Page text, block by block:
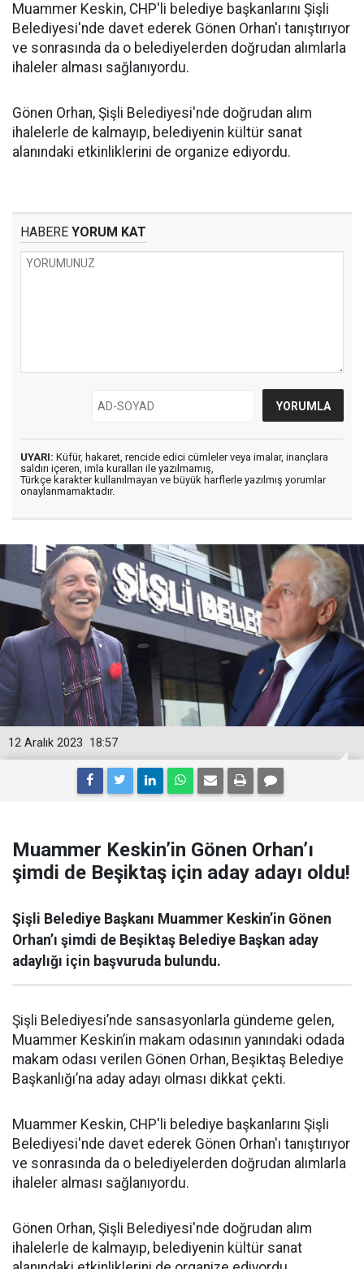
Muammer Keskin, CHP'li belediye başkanlarını Şişli
Belediyesi'nde davet ederek Gönen Orhan'ı tanıştırıyor
ve sonrasında da o belediyelerden doğrudan alımlarla
ihaleler alması sağlanıyordu.
Gönen Orhan, Şişli Belediyesi'nde doğrudan alım
ihalelerle de kalmayıp, belediyenin kültür sanat
alanındaki etkinliklerini de organize ediyordu.
HABERE YORUM KAT
UYARI: Küfür, hakaret, rencide edici cümleler veya imalar, inançlara
saldırı içeren, imla kuralları ile yazılmamış,
Türkçe karakter kullanılmayan ve büyük harflerle yazılmış yorumlar
onaylanmamaktadır.
18:57
12 Aralık 2023
Muammer Keskin’in Gönen Orhan’ı
şimdi de Beşiktaş için aday adayı oldu!
Şişli Belediye Başkanı Muammer Keskin’in Gönen
Orhan’ı şimdi de Beşiktaş Belediye Başkan aday
adaylığı için başvuruda bulundu.
Şişli Belediyesi’nde sansasyonlarla gündeme gelen,
Muammer Keskin’in makam odasının yanındaki odada
makam odası verilen Gönen Orhan, Beşiktaş Belediye
Başkanlığı’na aday adayı olması dikkat çekti.
Muammer Keskin, CHP'li belediye başkanlarını Şişli
Belediyesi'nde davet ederek Gönen Orhan'ı tanıştırıyor
ve sonrasında da o belediyelerden doğrudan alımlarla
ihaleler alması sağlanıyordu.
Gönen Orhan, Şişli Belediyesi'nde doğrudan alım
ihalelerle de kalmayıp, belediyenin kültür sanat